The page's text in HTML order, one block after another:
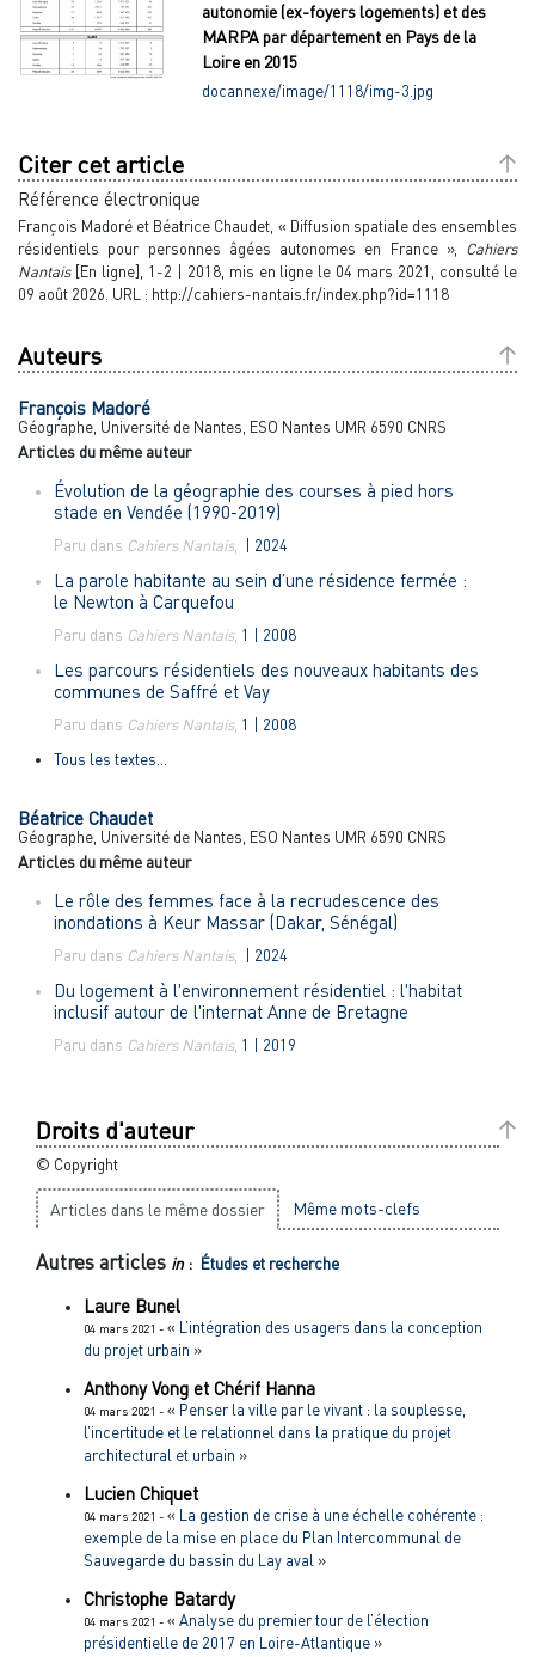
autonomie (ex-foyers logements) et des
MARPA par département en Pays de la
Loire en 2015
docannexe/image/1118/img-3.jpg
Citer cet article
Référence électronique
François Madoré et Béatrice Chaudet , « Diffusion spatiale des ensembles
résidentiels pour personnes âgées autonomes en France », Cahiers
Nantais[En ligne], 1-2 | 2018, mis en ligne le 04 mars 2021, consulté le
09 août 2026. URL : http://cahiers-nantais.fr/index.php?id=1118
Auteurs
François Madoré
Géographe, Université de Nantes, ESO Nantes UMR 6590 CNRS
Articles du même auteur
Évolution de la géographie des courses à pied hors
stade en Vendée (1990-2019)
Paru dans Cahiers Nantais, | 2024
La parole habitante au sein d’une résidence fermée :
le Newton à Carquefou
Paru dans Cahiers Nantais, 1 | 2008
Les parcours résidentiels des nouveaux habitants des
communes de Saffré et Vay
Paru dans Cahiers Nantais, 1 | 2008
Tous les textes...
Béatrice Chaudet
Géographe, Université de Nantes, ESO Nantes UMR 6590 CNRS
Articles du même auteur
Le rôle des femmes face à la recrudescence des
inondations à Keur Massar (Dakar, Sénégal)
Paru dans Cahiers Nantais, | 2024
Du logement à l'environnement résidentiel : l'habitat
inclusif autour de l'internat Anne de Bretagne
Paru dans Cahiers Nantais, 1 | 2019
Droits d'auteur
© Copyright
Articles dans le même dossier Même mots-clefs
Autres articles in: Études et recherche
Laure Bunel
04 mars 2021 - « L’intégration des usagers dans la conception
du projet urbain »
AnthonyVong et Chérif Hanna
04 mars 2021 - « Penser la ville par le vivant : la souplesse,
l’incertitude et le relationnel dans la pratique du projet
architectural et urbain »
Lucien Chiquet
04 mars 2021 - « La gestion de crise à une échelle cohérente :
exemple de la mise en place du Plan Intercommunal de
Sauvegarde du bassin du Lay aval »
Christophe Batardy
04 mars 2021 - « Analyse du premier tour de l’élection
présidentielle de 2017 en Loire-Atlantique »